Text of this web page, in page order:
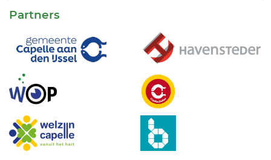
Partners